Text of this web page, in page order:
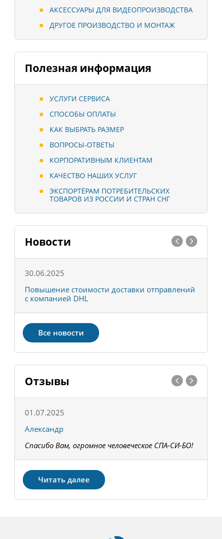
АКСЕССУАРЫ ДЛЯ ВИДЕОПРОИЗВОДСТВА
ДРУГОЕ ПРОИЗВОДСТВО И МОНТАЖ
Полезная информация
УСЛУГИ СЕРВИСА
СПОСОБЫ ОПЛАТЫ
КАК ВЫБРАТЬ РАЗМЕР
ВОПРОСЫ-ОТВЕТЫ
КОРПОРАТИВНЫМ КЛИЕНТАМ
КАЧЕСТВО НАШИХ УСЛУГ
ЭКСПОРТЁРАМ ПОТРЕБИТЕЛЬСКИХ
ТОВАРОВ ИЗ РОССИИ И СТРАН СНГ
Новости
30.06.2025
Повышение стоимости доставки отправлений
с компанией DHL
Все новости
Отзывы
01.07.2025
Александр
Спасибо Вам, огромное человеческое СПА-СИ-БО!
Читать далее